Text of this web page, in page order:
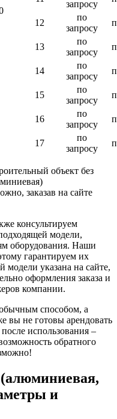
запросу
12
по
запросу
13
по
запросу
14
по
запросу
15
по
запросу
16
по
запросу
17
по
запросу
объект без
заказав на сайте
консультируем
модели,
оборудования. Наши
гарантируем их
модели указана на сайте,
оформления заказа и
компании.
способом, а
вы не готовы арендовать
использования –
обратного
и